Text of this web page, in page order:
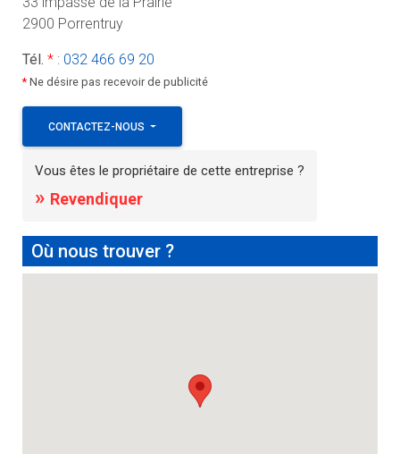
2900 Porrentruy
Tél. *: 032 466 69 20
*Ne désire pas recevoir de publicité
CONTACTEZ-NOUS
Vous êtes le propriétaire de cette entreprise ?
» Revendiquer
Où nous trouver ?